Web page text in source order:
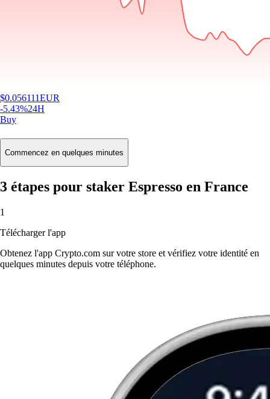
$0.056111EUR
-5.43%24H
Buy
Commencez en quelques minutes
3 étapes pour staker Espresso en France
1
Télécharger l'app
Obtenez l'app Crypto.com sur votre store et vérifiez votre identité en
quelques minutes depuis votre téléphone.